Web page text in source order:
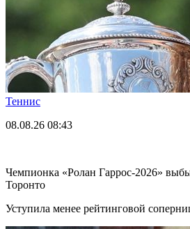
Теннис
08.08.26 08:43
Чемпионка «Ролан Гаррос-2026»
Торонто
Уступила менее рейтинговой